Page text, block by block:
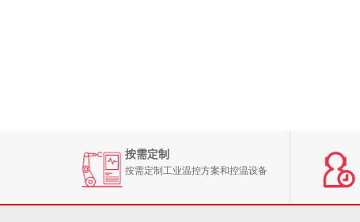
按需定制
按需定制工业温控方案和控温设备